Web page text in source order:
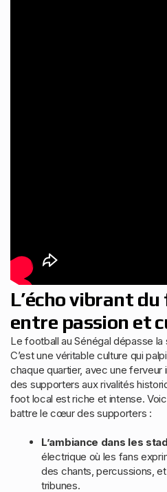
L’écho vibrant
entre passion et
Le football au Sénégal dépasse
C’est une véritable culture qui
chaque quartier, avec une
des supporters aux rivalités
foot local est riche et intense.
battre le cœur des supporters :
L’ambiance dans les
électrique où les fans
des chants, percussions,
tribunes.